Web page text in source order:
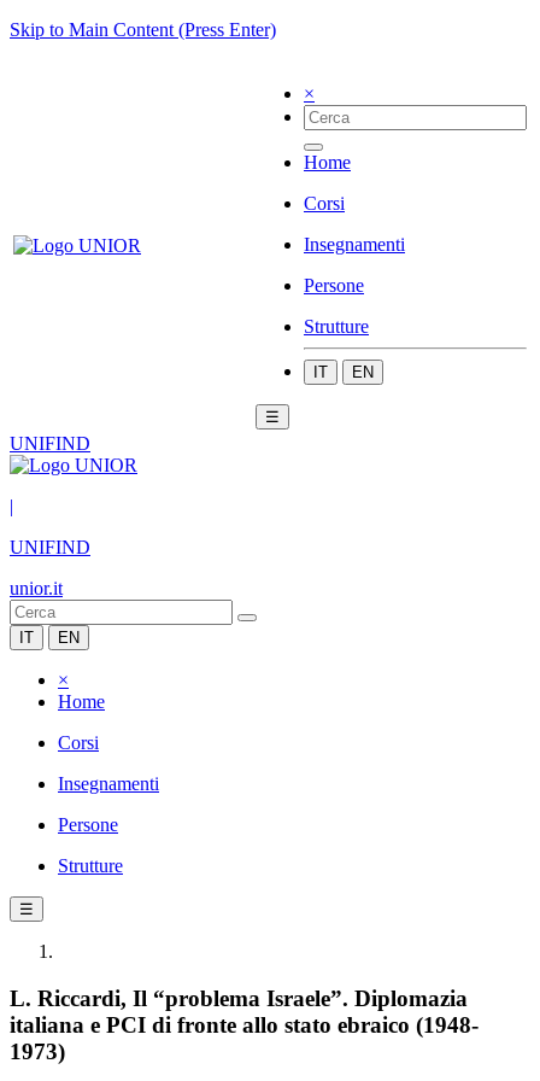
Skip to Main Content (Press Enter)
×
Home
Corsi
Insegnamenti
Persone
Strutture
IT EN
☰
UNIFIND
|
UNIFIND
unior.it
IT EN
×
Home
Corsi
Insegnamenti
Persone
Strutture
☰
L. Riccardi, Il “problema Israele”. Diplomazia
italiana e PCI di fronte allo stato ebraico (1948-
1973)